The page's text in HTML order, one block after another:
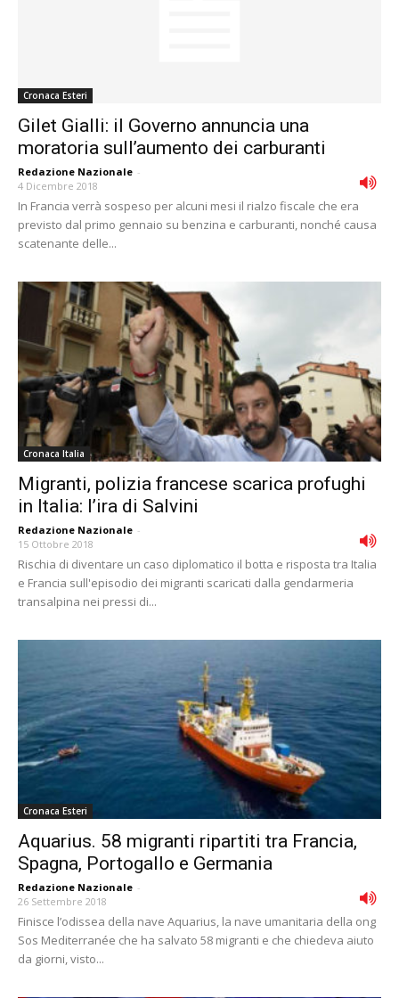
Cronaca Esteri
Gilet Gialli: il Governo annuncia una
moratoria sull’aumento dei carburanti
Redazione Nazionale -
4 Dicembre 2018
In Francia verrà sospeso per alcuni mesi il rialzo fiscale che era
previsto dal primo gennaio su benzina e carburanti, nonché causa
scatenante delle...
Cronaca Italia
Migranti, polizia francese scarica profughi
in Italia: l’ira di Salvini
Redazione Nazionale -
15 Ottobre 2018
Rischia di diventare un caso diplomatico il botta e risposta tra Italia
e Francia sull'episodio dei migranti scaricati dalla gendarmeria
transalpina nei pressi di...
Cronaca Esteri
Aquarius. 58 migranti ripartiti tra Francia,
Spagna, Portogallo e Germania
Redazione Nazionale -
26 Settembre 2018
Finisce l’odissea della nave Aquarius, la nave umanitaria della ong
Sos Mediterranée che ha salvato 58 migranti e che chiedeva aiuto
da giorni, visto...